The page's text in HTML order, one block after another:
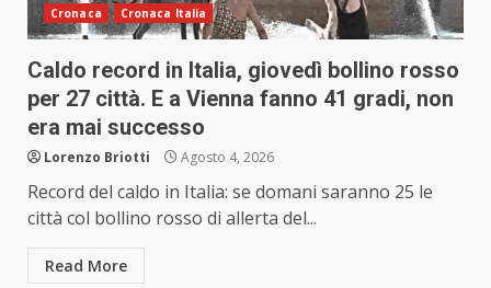
Cronaca Cronaca Italia
Caldo record in Italia, giovedì bollino rosso
per 27 città. E a Vienna fanno 41 gradi, non
era mai successo
Lorenzo Briotti Agosto 4, 2026
Record del caldo in Italia: se domani saranno 25 le
città col bollino rosso di allerta del...
Read More